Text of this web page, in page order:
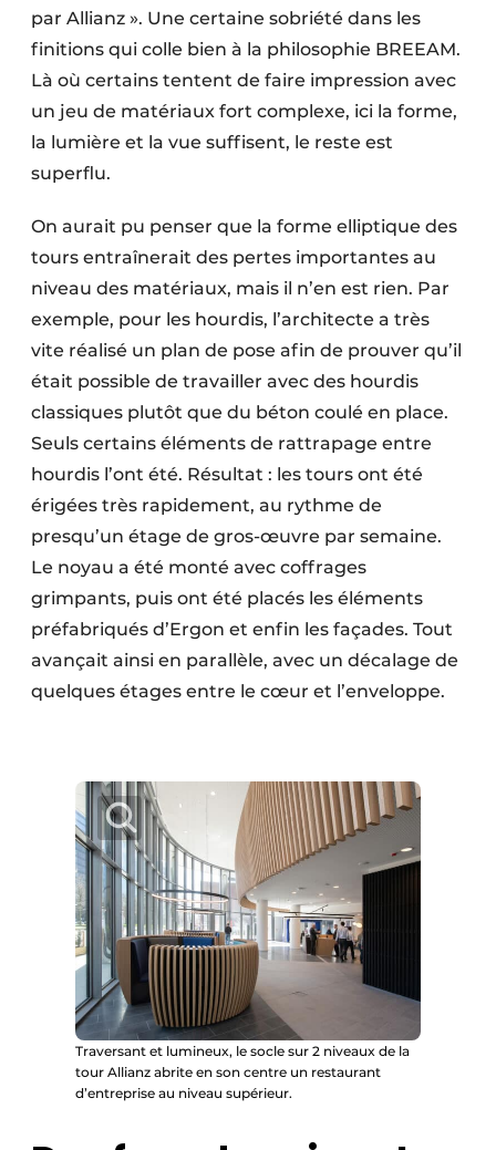
par Allianz ». Une certaine sobriété dans les
finitions qui colle bien à la philosophie BREEAM.
Là où certains tentent de faire impression avec
un jeu de matériaux fort complexe, ici la forme,
la lumière et la vue suffisent, le reste est
superflu.
On aurait pu penser que la forme elliptique des
tours entraînerait des pertes importantes au
niveau des matériaux, mais il n’en est rien. Par
exemple, pour les hourdis, l’architecte a très
vite réalisé un plan de pose afin de prouver qu’il
était possible de travailler avec des hourdis
classiques plutôt que du béton coulé en place.
Seuls certains éléments de rattrapage entre
hourdis l’ont été. Résultat : les tours ont été
érigées très rapidement, au rythme de
presqu’un étage de gros-œuvre par semaine.
Le noyau a été monté avec coffrages
grimpants, puis ont été placés les éléments
préfabriqués d’Ergon et enfin les façades. Tout
avançait ainsi en parallèle, avec un décalage de
quelques étages entre le cœur et l’enveloppe.
Traversant et lumineux, le socle sur 2 niveaux de la
tour Allianz abrite en son centre un restaurant
d’entreprise au niveau supérieur.